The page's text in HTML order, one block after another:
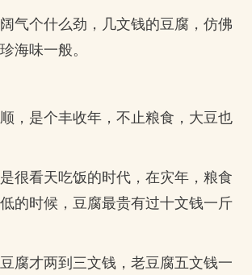
气个什么劲，几文钱的豆腐，仿佛
海味一般。
，是个丰收年，不止粮食，大豆也
很看天吃饭的时代，在灾年，粮食
的时候，豆腐最贵有过十文钱一斤
腐才两到三文钱，老豆腐五文钱一